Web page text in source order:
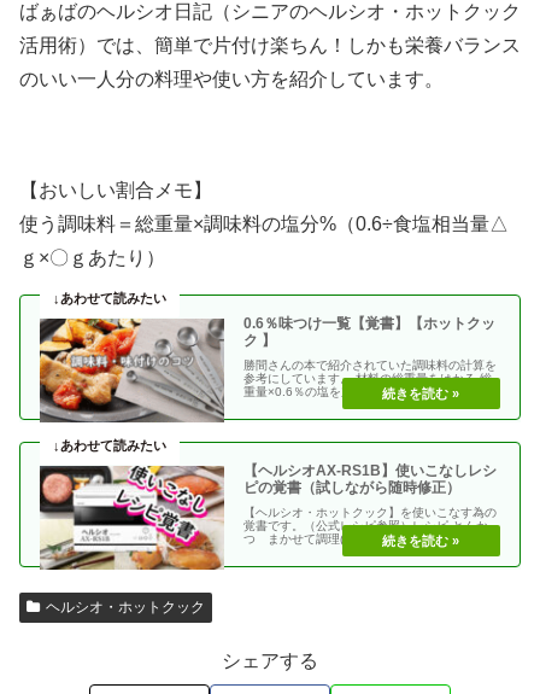
ばぁばのヘルシオ日記（シニアのヘルシオ・ホットクック
活用術）では、簡単で片付け楽ちん！しかも栄養バランス
のいい一人分の料理や使い方を紹介しています。
【おいしい割合メモ】
使う調味料＝総重量×調味料の塩分%（0.6÷食塩相当量△
ｇ×〇ｇあたり）
0.6％味つけ一覧【覚書】【ホットクッ
ク 】
勝間さんの本で紹介されていた調味料の計算を
参考にしています。 材料の総重量をはかる 総
重量×0.6％の塩を加える 使う調味料＝（総重
【ヘルシオAX-RS1B】使いこなしレシ
ピの覚書（試しながら随時修正）
【ヘルシオ・ホットクック】を使いこなす為の
覚書です。（公式レシピ参照）レシピ とんか
つ まかせて調理(網焼き・揚げる) エビフラ
ヘルシオ・ホットクック
シェアする